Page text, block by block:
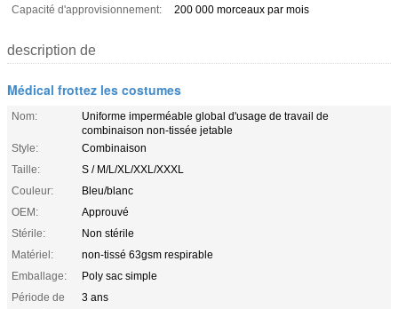
Capacité d'approvisionnement:
200 000 morceaux par mois
description de
Médical frottez les costumes
Nom:
Uniforme imperméable global d'usage de travail de
combinaison non-tissée jetable
Style:
Combinaison
Taille:
S / M/L/XL/XXL/XXXL
Couleur:
Bleu/blanc
OEM:
Approuvé
Stérile:
Non stérile
Matériel:
non-tissé 63gsm respirable
Emballage:
Poly sac simple
Période de
3 ans